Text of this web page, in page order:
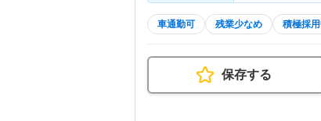
車通勤可 残業少なめ 積極採
保存する